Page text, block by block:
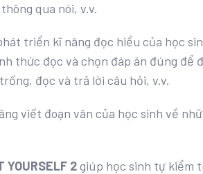
qua nói, v.v.
triển kĩ năng đọc hiểu của học
thức đọc và chọn đáp án đúng
đọc và trả lời câu hỏi, v.v.
viết đoạn văn của học sinh về
YOURSELF 2giúp học sinh tự kiểm